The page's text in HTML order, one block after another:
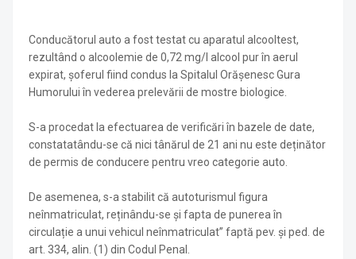
Conducătorul auto a fost testat cu aparatul alcooltest,
rezultând o alcoolemie de 0,72 mg/l alcool pur în aerul
expirat, șoferul fiind condus la Spitalul Orășenesc Gura
Humorului în vederea prelevării de mostre biologice.
S-a procedat la efectuarea de verificări în bazele de date,
constatatându-se că nici tânărul de 21 ani nu este deținător
de permis de conducere pentru vreo categorie auto.
De asemenea, s-a stabilit că autoturismul figura
neînmatriculat, reținându-se și fapta de punerea în
circulație a unui vehicul neînmatriculat” faptă pev. și ped. de
art. 334, alin. (1) din Codul Penal.